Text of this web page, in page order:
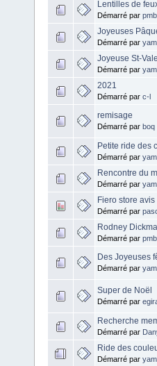
Lentilles de
Démarré par
Joyeuses
Démarré par
Joyeuse St-
Démarré par
2021
Démarré par c-l
remisage
Démarré par boq
Petite ride des
Démarré par
Rencontre du
Démarré par
Fiero store avis
Démarré par
Rodney
Démarré par
Des Joyeuses
Démarré par
Super de Noël
Démarré par
Recherche
Démarré par
Ride des
Démarré par